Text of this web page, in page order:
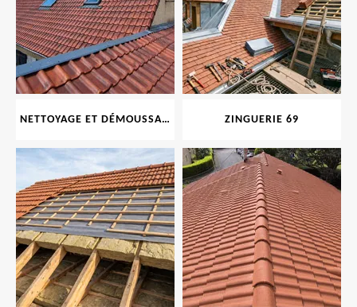
NETTOYAGE ET DÉMOUSSAGE DE TOITURE ET FAÇADE 69 ZINGUERIE 69